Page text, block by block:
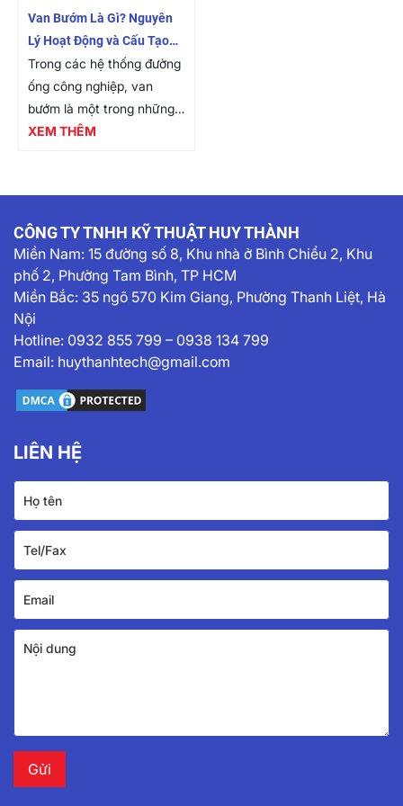
Van Bướm Là Gì? Nguyên
Lý Hoạt Động và Cấu Tạo
Van Bướm
Trong các hệ thống đường
ống công nghiệp, van
bướm là một trong những
loại van thông dụng nhất
điều tiết lưu lượng...
XEM THÊM
CÔNG TY TNHH KỸ THUẬT HUY THÀNH
Miền Nam: 15 đường số 8, Khu nhà ở Bình Chiểu 2, Khu
phố 2, Phường Tam Bình, TP HCM
Miền Bắc: 35 ngõ 570 Kim Giang, Phường Thanh Liệt, Hà
Nội
Hotline: 0932 855 799 – 0938 134 799
Email: huythanhtech@gmail.com
LIÊN HỆ